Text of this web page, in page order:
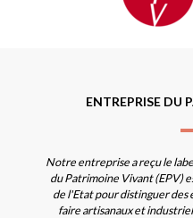
ENTREPRISE DU
Notre entreprise a reçu le
du Patrimoine Vivant (EPV)
de l'Etat pour distinguer des
faire artisanaux et